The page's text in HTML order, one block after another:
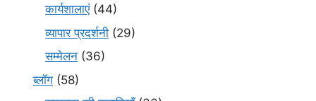
कार्यशालाएं(44)
व्यापार प्रदर्शनी (29)
सम्मेलन (36)
ब्लॉग (58)